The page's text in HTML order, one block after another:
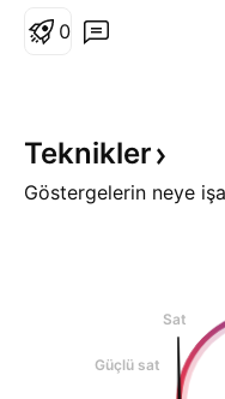
0
Teknikler
Göstergelerin neye
Sat
Güçlü sat